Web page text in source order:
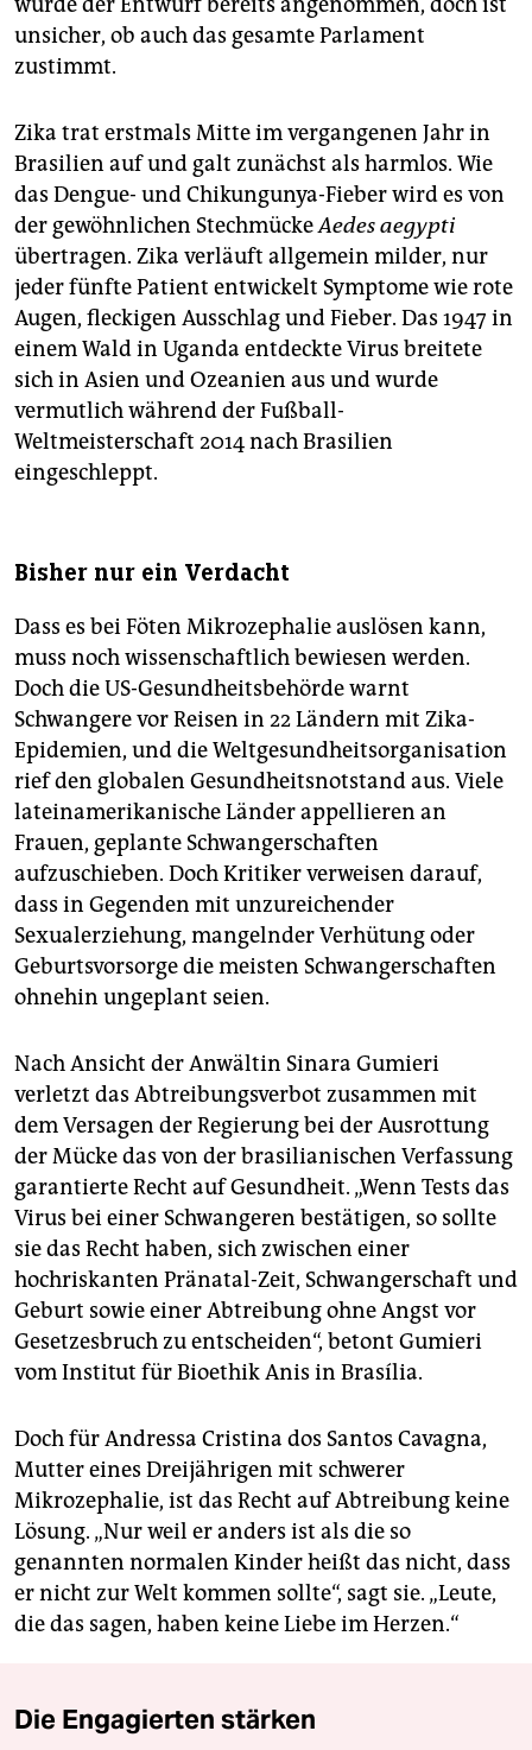
unsicher, ob auch das gesamte Parlament
zustimmt.
Zika trat erstmals Mitte im vergangenen Jahr in
Brasilien auf und galt zunächst als harmlos. Wie
das Dengue- und Chikungunya-Fieber wird es von
der gewöhnlichen StechmückeAedes aegypti
übertragen. Zika verläuft allgemein milder, nur
jeder fünfte Patient entwickelt Symptome wie rote
Augen, fleckigen Ausschlag und Fieber. Das 1947 in
einem Wald in Uganda entdeckte Virus breitete
sich in Asien und Ozeanien aus und wurde
vermutlich während der Fußball-
Weltmeisterschaft 2014 nach Brasilien
eingeschleppt.
Bisher nur ein Verdacht
Dass es bei Föten Mikrozephalie auslösen kann,
muss noch wissenschaftlich bewiesen werden.
Doch die US-Gesundheitsbehörde warnt
Schwangere vor Reisen in 22 Ländern mit Zika-
Epidemien, und die Weltgesundheitsorganisation
rief den globalen Gesundheitsnotstand aus. Viele
lateinamerikanische Länder appellieren an
Frauen, geplante Schwangerschaften
aufzuschieben. Doch Kritiker verweisen darauf,
dass in Gegenden mit unzureichender
Sexualerziehung, mangelnder Verhütung oder
Geburtsvorsorge die meisten Schwangerschaften
ohnehin ungeplant seien.
Nach Ansicht der Anwältin Sinara Gumieri
verletzt das Abtreibungsverbot zusammen mit
dem Versagen der Regierung bei der Ausrottung
der Mücke das von der brasilianischen Verfassung
garantierte Recht auf Gesundheit. „Wenn Tests das
Virus bei einer Schwangeren bestätigen, so sollte
sie das Recht haben, sich zwischen einer
hochriskanten Pränatal-Zeit, Schwangerschaft und
Geburt sowie einer Abtreibung ohne Angst vor
Gesetzesbruch zu entscheiden“, betont Gumieri
vom Institut für Bioethik Anis in Brasília.
Doch für Andressa Cristina dos Santos Cavagna,
Mutter eines Dreijährigen mit schwerer
Mikrozephalie, ist das Recht auf Abtreibung keine
Lösung. „Nur weil er anders ist als die so
genannten normalen Kinder heißt das nicht, dass
er nicht zur Welt kommen sollte“, sagt sie. „Leute,
die das sagen, haben keine Liebe im Herzen.“
Die Engagierten stärken